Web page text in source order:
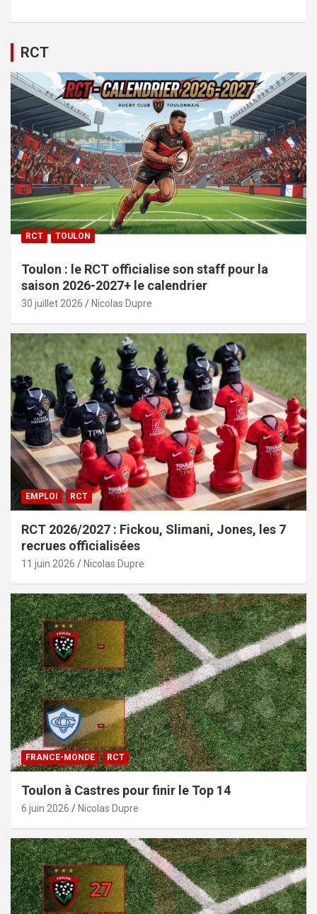
RCT
RCT TOULON
Toulon : le RCT officialise son staff pour la
saison 2026-2027+ le calendrier
30 juillet 2026 Nicolas Dupre
EMPLOI RCT
RCT 2026/2027 : Fickou, Slimani, Jones, les 7
recrues officialisées
11 juin 2026 Nicolas Dupre
FRANCE-MONDE RCT
Toulon à Castres pour finir le Top 14
6 juin 2026 Nicolas Dupre